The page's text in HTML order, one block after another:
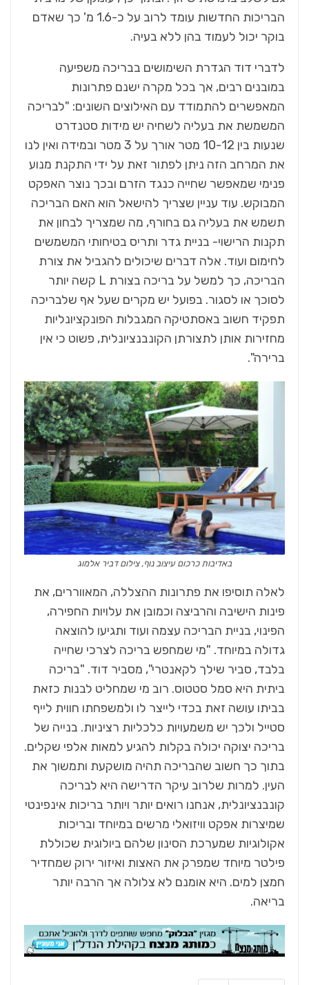
הבריכות החדשות עומד לרוב על כ-1.6 מ' כך שאדם
בוקר יכול לעמוד בהן ללא בעיה.
לדברי דוד הגדרת השימושים בבריכה משפיעה
במובנים רבים, אך בכל מקרה ישנם פתרונות
המאפשרים להתמודד עם האילוצים השונים: "לבריכה
המשמשת את בעליה לשחיה יש מידות סטנדרט
שנעות בין 10-12 מטר אורך על 3 מטר ובמידה ואין לנו
את המרחב הזה ניתן לפתור זאת על ידי התקנת מנוע
פנימי שמאפשר שחייה כנגד הזרם ובכך נוצר האפקט
המבוקש. עוד עניין שצריך להישאל הוא האם הבריכה
תשמש את בעליה גם בחורף, מה שמצריך לבחון את
תקנות הרישוי- בניית גדר ותריס בטיחותי המשמשים
לחימום ועוד. אלה דברים שיכולים להגביל את צורת
הבריכה, כך למשל על בריכה בצורת L קשה יותר
לסוכך או לסגור. בפועל יש מקרים שעל אף שלבריכה
תפקיד חשוב באסתטיקה המגבלות הפונקציונליות
מחזירות אותן לתצורתן הקונבנציונלית, פשוט כי אין
ברירה".
באדיבות כרכום עיצוב נוף, צילום דביר אלמוג
לאלה תוסיפו את פתרונות ההצללה, המאווררים, את
פינות הישיבה והרביצה וכמובן את עלויות החפירה,
הפינוי, בניית הבריכה עצמה ועוד ותגיעו להוצאה
גדולה במיוחד. "מי שמחפש בריכה לצרכי שחייה
בלבד, סביר שילך לקאנטרי", מסביר דוד. "בריכה
ביתית היא סמל סטטוס. רוב מי שמחליט לבנות כזאת
בביתו עושה זאת בכדי לייצר לו ולמשפחתו חווית לייף
סטייל ולכך יש משמעויות כלכליות רציניות. בנייה של
בריכה יצוקה יכולה בקלות להגיע למאות אלפי שקלים.
בתוך כך חשוב שהבריכה תהיה מושקעת ותמשוך את
העין. למרות שלרוב עיקר הדרישה היא לבריכה
קונבנציונלית, אנחנו רואים יותר ויותר בריכות אינפינטי
שמיצרות אפקט וויזואלי מרשים במיוחד ובריכות
אקולוגיות שמערכת הסינון שלהם ביולוגית שכוללת
פילטר מיוחד שמפרק את האצות ואיזור ירוק שמחדיר
חמצן למים. היא אומנם לא צלולה אך הרבה יותר
בריאה.